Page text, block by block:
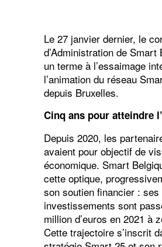
Le 27 janvier dernier, le
d’Administration de Smart
un terme à l’essaimage
l’animation du réseau
depuis Bruxelles.
Cinq ans pour atteindre
Depuis 2020, les
avaient pour objectif de
économique. Smart
cette optique,
son soutien financier : ses
investissements sont
million d’euros en 2021 à
Cette trajectoire s’inscrit